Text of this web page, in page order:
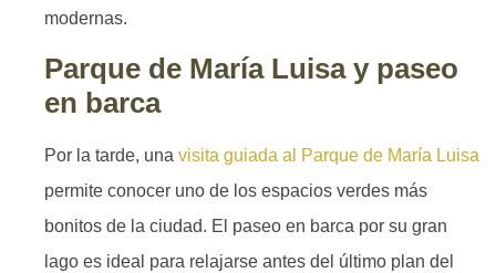
modernas.
Parque de María Luisa y paseo
en barca
Por la tarde, una visita guiada al Parque de María Luisa
permite conocer uno de los espacios verdes más
bonitos de la ciudad. El paseo en barca por su gran
lago es ideal para relajarse antes del último plan del